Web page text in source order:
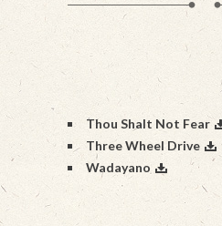
Thou Shalt Not Fear
Three Wheel Drive
Wadayano